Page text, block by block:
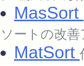
MasSort
ソートの改
MatSort